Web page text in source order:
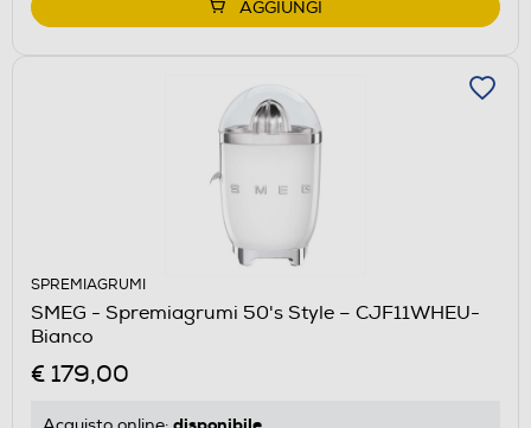
AGGIUNGI
SPREMIAGRUMI
SMEG - Spremiagrumi 50's Style – CJF11WHEU-
Bianco
€ 179,00